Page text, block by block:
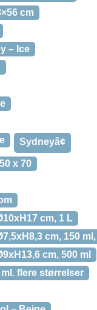
cm
– Ice
Sydneyâ¢
x 70
cm, 1 L
cm, 150
cm, 500 ml
flere størrelser